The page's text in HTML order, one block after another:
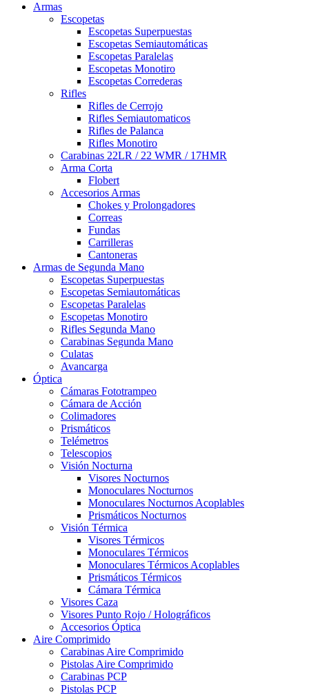
Armas
Escopetas
Escopetas Superpuestas
Escopetas Semiautomáticas
Escopetas Paralelas
Escopetas Monotiro
Escopetas Correderas
Rifles
Rifles de Cerrojo
Rifles Semiautomaticos
Rifles de Palanca
Rifles Monotiro
Carabinas 22LR / 22 WMR / 17HMR
Arma Corta
Flobert
Accesorios Armas
Chokes y Prolongadores
Correas
Fundas
Carrilleras
Cantoneras
Armas de Segunda Mano
Escopetas Superpuestas
Escopetas Semiautomáticas
Escopetas Paralelas
Escopetas Monotiro
Rifles Segunda Mano
Carabinas Segunda Mano
Culatas
Avancarga
Óptica
Cámaras Fototrampeo
Cámara de Acción
Colimadores
Prismáticos
Telémetros
Telescopios
Visión Nocturna
Visores Nocturnos
Monoculares Nocturnos
Monoculares Nocturnos Acoplables
Prismáticos Nocturnos
Visión Térmica
Visores Térmicos
Monoculares Térmicos
Monoculares Térmicos Acoplables
Prismáticos Térmicos
Cámara Térmica
Visores Caza
Visores Punto Rojo / Holográficos
Accesorios Óptica
Aire Comprimido
Carabinas Aire Comprimido
Pistolas Aire Comprimido
Carabinas PCP
Pistolas PCP